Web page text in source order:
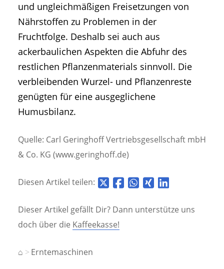
und ungleichmäßigen Freisetzungen von
Nährstoffen zu Problemen in der
Fruchtfolge. Deshalb sei auch aus
ackerbaulichen Aspekten die Abfuhr des
restlichen Pflanzenmaterials sinnvoll. Die
verbleibenden Wurzel- und Pflanzenreste
genügten für eine ausgeglichene
Humusbilanz.
Quelle: Carl Geringhoff Vertriebsgesellschaft mbH
& Co. KG (www.geringhoff.de)
Diesen Artikel teilen:
Dieser Artikel gefällt Dir? Dann unterstütze uns
doch über die Kaffeekasse!
⌂ Erntemaschinen